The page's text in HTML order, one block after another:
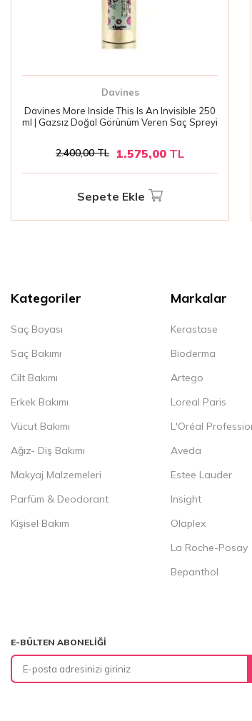
Davines
Davines More Inside This Is An Invisible 250
ml | Gazsız Doğal Görünüm Veren Saç Spreyi
2.400,00TL 1.575,00 TL
Sepete Ekle
Kategoriler
Saç Boyası
Saç Bakımı
Cilt Bakımı
Erkek Bakımı
Vücut Bakımı
Ağız- Diş Bakımı
Makyaj Malzemeleri
Parfüm & Deodorant
Kişisel Bakım
Markalar
Kerastase
Bioderma
Artego
Loreal Paris
L'Oréal
Aveda
Estee Lauder
Insight
Olaplex
La Roche-Posay
Bepanthol
E-BÜLTEN ABONELIĞI